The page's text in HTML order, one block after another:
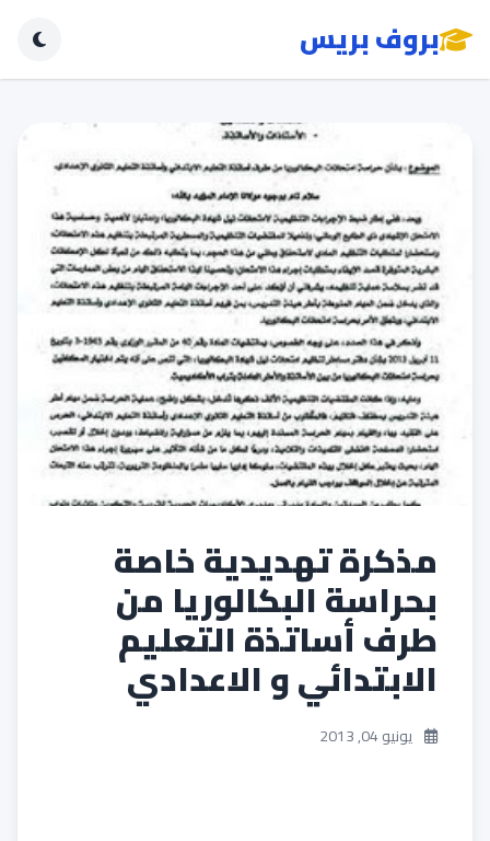
بروف بريس
مذكرة تهديدية خاصة
بحراسة البكالوريا من
طرف أساتذة التعليم
الابتدائي و الاعدادي
يونيو 04, 2013